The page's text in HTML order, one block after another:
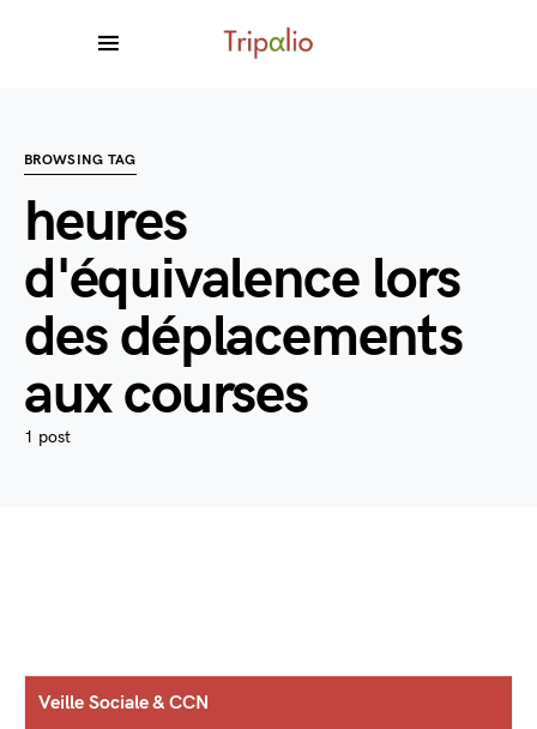
BROWSING TAG
heures
d'équivalence lors
des déplacements
aux courses
1 post
Veille Sociale & CCN